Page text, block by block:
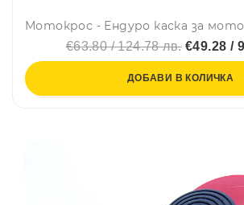
€63.80 / 124.78 лв.€49.28 /
ДОБАВИ В КОЛИЧКА